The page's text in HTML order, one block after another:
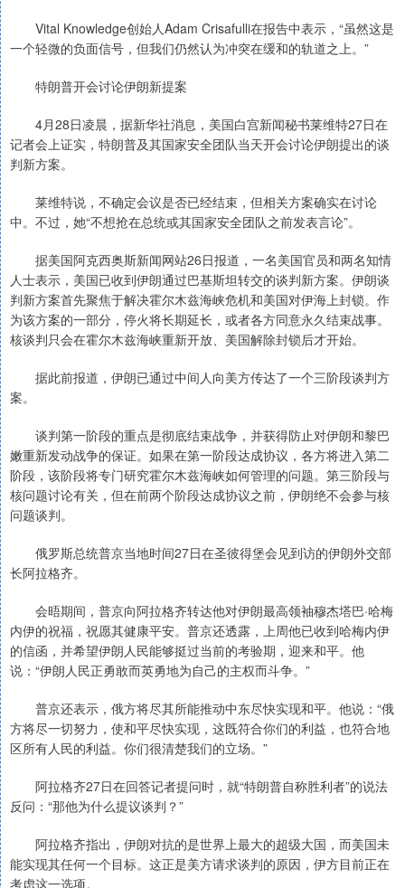
Vital Knowledge创始人Adam Crisafulli在报告中表示，“虽然这是
一个轻微的负面信号，但我们仍然认为冲突在缓和的轨道之上。”
特朗普开会讨论伊朗新提案
4月28日凌晨，据新华社消息，美国白宫新闻秘书莱维特27日在
记者会上证实，特朗普及其国家安全团队当天开会讨论伊朗提出的谈
判新方案。
莱维特说，不确定会议是否已经结束，但相关方案确实在讨论
中。不过，她“不想抢在总统或其国家安全团队之前发表言论”。
据美国阿克西奥斯新闻网站26日报道，一名美国官员和两名知情
人士表示，美国已收到伊朗通过巴基斯坦转交的谈判新方案。伊朗谈
判新方案首先聚焦于解决霍尔木兹海峡危机和美国对伊海上封锁。作
为该方案的一部分，停火将长期延长，或者各方同意永久结束战事。
核谈判只会在霍尔木兹海峡重新开放、美国解除封锁后才开始。
据此前报道，伊朗已通过中间人向美方传达了一个三阶段谈判方
案。
谈判第一阶段的重点是彻底结束战争，并获得防止对伊朗和黎巴
嫩重新发动战争的保证。如果在第一阶段达成协议，各方将进入第二
阶段，该阶段将专门研究霍尔木兹海峡如何管理的问题。第三阶段与
核问题讨论有关，但在前两个阶段达成协议之前，伊朗绝不会参与核
问题谈判。
俄罗斯总统普京当地时间27日在圣彼得堡会见到访的伊朗外交部
长阿拉格齐。
会晤期间，普京向阿拉格齐转达他对伊朗最高领袖穆杰塔巴·哈梅
内伊的祝福，祝愿其健康平安。普京还透露，上周他已收到哈梅内伊
的信函，并希望伊朗人民能够挺过当前的考验期，迎来和平。他
说：“伊朗人民正勇敢而英勇地为自己的主权而斗争。”
普京还表示，俄方将尽其所能推动中东尽快实现和平。他说：“俄
方将尽一切努力，使和平尽快实现，这既符合你们的利益，也符合地
区所有人民的利益。你们很清楚我们的立场。”
阿拉格齐27日在回答记者提问时，就“特朗普自称胜利者”的说法
反问：“那他为什么提议谈判？”
阿拉格齐指出，伊朗对抗的是世界上最大的超级大国，而美国未
能实现其任何一个目标。这正是美方请求谈判的原因，伊方目前正在
考虑这一选项。